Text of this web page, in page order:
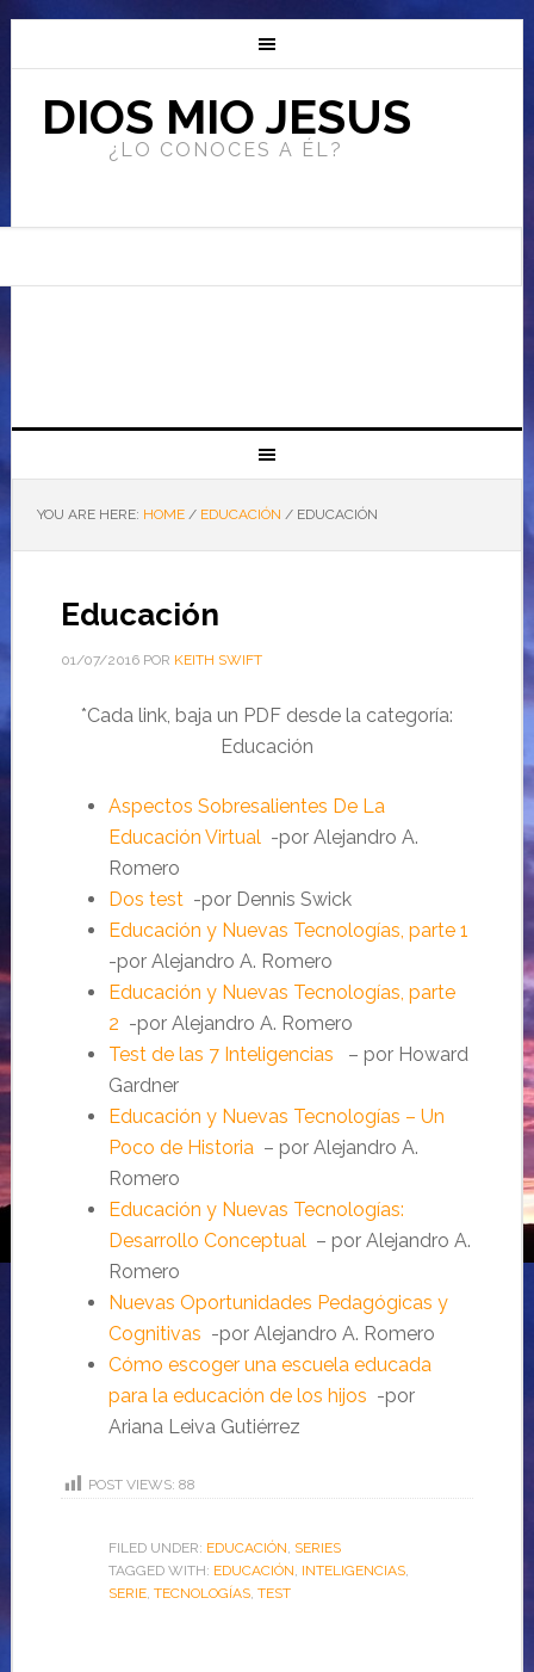
DIOS MIO JESUS
¿LO CONOCES A ÉL?
YOU ARE HERE: HOME / EDUCACIÓN /EDUCACIÓN
Educación
01/07/2016POR KEITH SWIFT
*Cada link, baja un PDF desde la categoría:
Educación
Aspectos Sobresalientes De La
Educación Virtual-por Alejandro A.
Romero
Dos test-por Dennis Swick
Educación y Nuevas Tecnologías, parte 1
-por Alejandro A. Romero
Educación y Nuevas Tecnologías, parte
2 -por Alejandro A. Romero
Test de las 7 Inteligencias – por Howard
Gardner
Educación y Nuevas Tecnologías – Un
Poco de Historia– por Alejandro A.
Romero
Educación y Nuevas Tecnologías:
Desarrollo Conceptual– por Alejandro A.
Romero
Nuevas Oportunidades Pedagógicas y
Cognitivas -por Alejandro A. Romero
Cómo escoger una escuela educada
para la educación de los hijos -por
Ariana Leiva Gutiérrez
POST VIEWS: 88
FILED UNDER: EDUCACIÓN, SERIES
TAGGED WITH: EDUCACIÓN, INTELIGENCIAS,
SERIE, TECNOLOGÍAS, TEST